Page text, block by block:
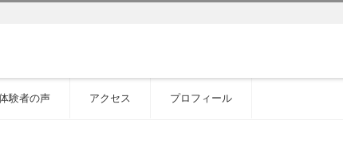
験者の声 アクセス プロフィール